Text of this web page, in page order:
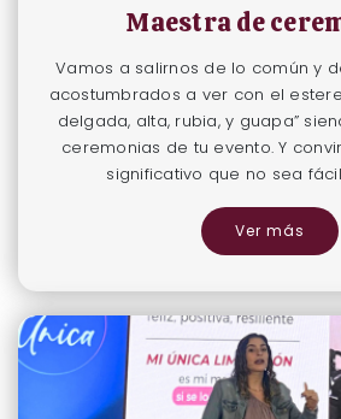
Maestra de
Vamos a salirnos de lo común y
acostumbrados a ver con el
delgada, alta, rubia, y guapa”
ceremonias de tu evento. Y
significativo que no sea
Ver más